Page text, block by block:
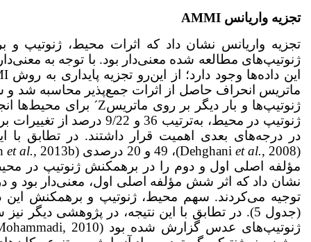
تجزیه واریانس AMMI
تجزیه واریانس نشان داد که اثرات محیط، ژنوتیپ
ژنوتیپ‌های مطالعه شده معنی‌دار بود. با توجه به
ژنوتیپ در محیط، به‌ترتیب
(Dehghani
et al., 2008)، 49 و 20 درصدی (Karimizadeh et al., 2013b) و 48 و 41 درصدی (Karimizadeh
مؤلفه اصلی اول و دوم را در برهمکنش ژنوتیپ در
(جدول 5). در تطابق با این نتیجه، در پژوهشی